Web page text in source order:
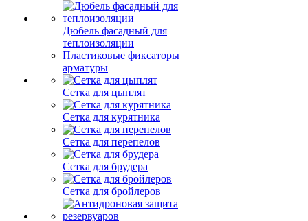
Дюбель фасадный для
теплоизоляции
Пластиковые фиксаторы
арматуры
Сетка для цыплят
Сетка для курятника
Сетка для перепелов
Сетка для брудера
Сетка для бройлеров